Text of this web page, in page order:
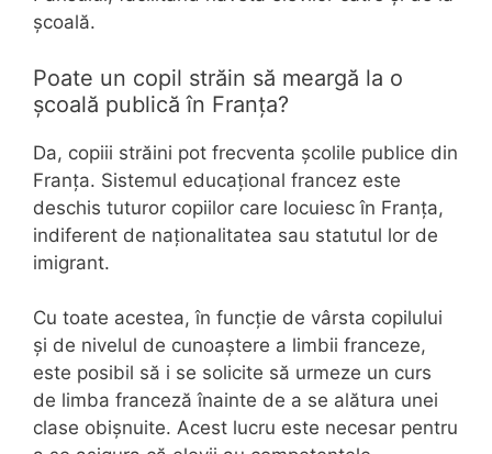
școală.
Poate un copil străin să meargă la o
școală publică în Franța?
Da, copiii străini pot frecventa școlile publice din
Franța. Sistemul educațional francez este
deschis tuturor copiilor care locuiesc în Franța,
indiferent de naționalitatea sau statutul lor de
imigrant.
Cu toate acestea, în funcție de vârsta copilului
și de nivelul de cunoaștere a limbii franceze,
este posibil să i se solicite să urmeze un curs
de limba franceză înainte de a se alătura unei
clase obișnuite. Acest lucru este necesar pentru